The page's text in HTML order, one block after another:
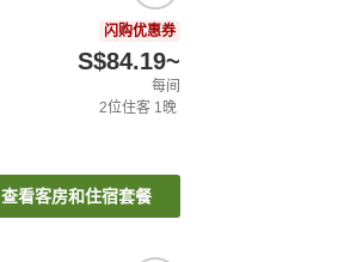
闪购优惠券
S$84.19~
每间
2位住客 1晚
查看客房和住宿套餐